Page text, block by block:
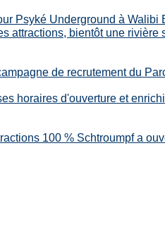
Psyké Underground à Walibi
attractions, bientôt une rivière
de recrutement du
horaires d'ouverture et
100 % Schtroumpf a